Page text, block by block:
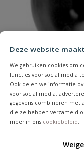
Deze website
We gebruiken cookies om
functies voor social media
Ook delen we informatie
voor social media,
gegevens combineren met
die ze hebben verzameld
meer in ons cookiebeleid
Samenvatting
Beoordeling
Beoordeling
PP sifon 110 mm
Aansluiting: manchet